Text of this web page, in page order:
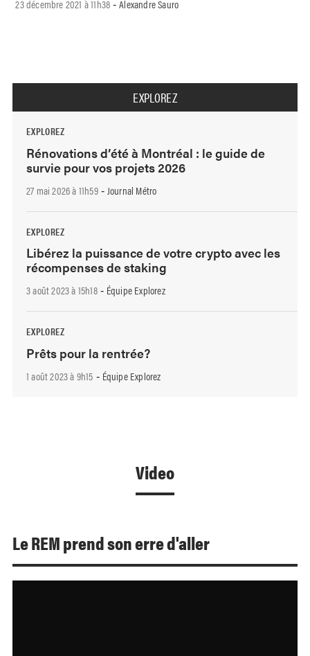
23 décembre 2021 à 11h38 -Alexandre Sauro
EXPLOREZ
EXPLOREZ
Rénovations d’été à Montréal : le guide de
survie pour vos projets 2026
27 mai 2026 à 11h59- Journal Métro
EXPLOREZ
Libérez la puissance de votre crypto avec les
récompenses de staking
3 août 2023 à 15h18- Équipe Explorez
EXPLOREZ
Prêts pour la rentrée?
1 août 2023 à 9h15 - Équipe Explorez
Video
Le REM prend son erre d'aller